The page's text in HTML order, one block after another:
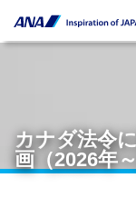
カナダ法令
画（2026年